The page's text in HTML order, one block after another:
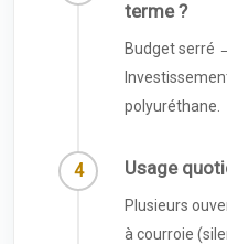
terme ?
Budget serré
polyuréthane.
Usage
Plusieurs
à courroie